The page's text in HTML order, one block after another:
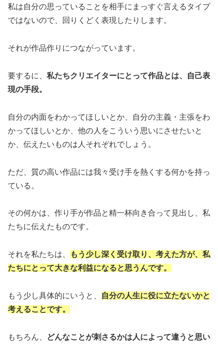
私は自分の思っていることを相手にまっすぐ言えるタイプ
ではないので、回りくどく表現したりします。
それが作品作りにつながっています。
要するに、 私たちクリエイターにとって作品とは、自己表
現の手段。
自分の内面をわかってほしいとか、自分の主義・主張をわ
かってほしいとか、他の人をこういう思いにさせたいと
か、伝えたいものは人それぞれでしょう。
ただ、質の高い作品には我々受け手を熱くする何かを持っ
ている。
その何かは、作り手が作品と精一杯向き合って見出し、私
たちに伝えたものです。
それを私たちは、
もう少し深く受け取り、考えた方が、私
たちにとって大きな利益になると思うんです。
もう少し具体的にいうと、
自分の人生に役に立たないかと
考えることです。
もちろん、 どんなことが刺さるかは人によって違うと思い